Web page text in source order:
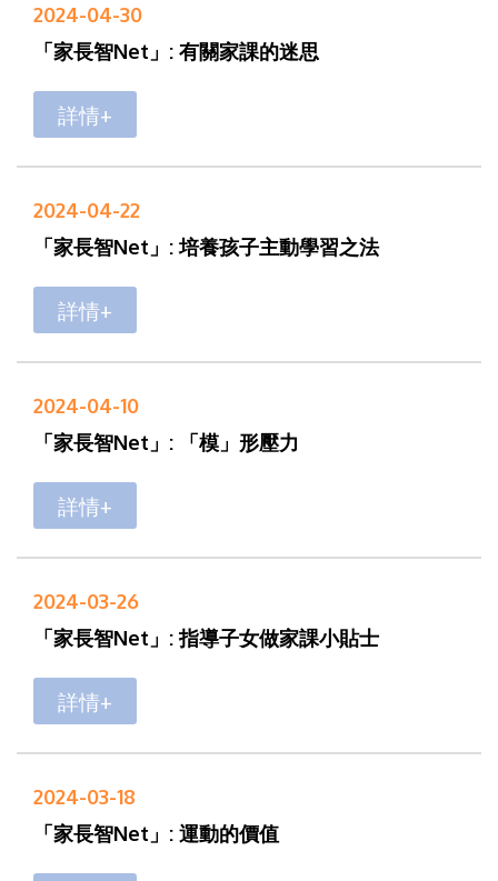
2024-04-30
「家長智Net」: 有關家課的迷思
詳情+
2024-04-22
「家長智Net」: 培養孩子主動學習之法
詳情+
2024-04-10
「家長智Net」: 「模」形壓力
詳情+
2024-03-26
「家長智Net」: 指導子女做家課小貼士
詳情+
2024-03-18
「家長智Net」: 運動的價值